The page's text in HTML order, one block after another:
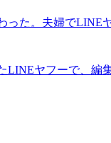
った。夫婦でLINE
LINEヤフーで、編